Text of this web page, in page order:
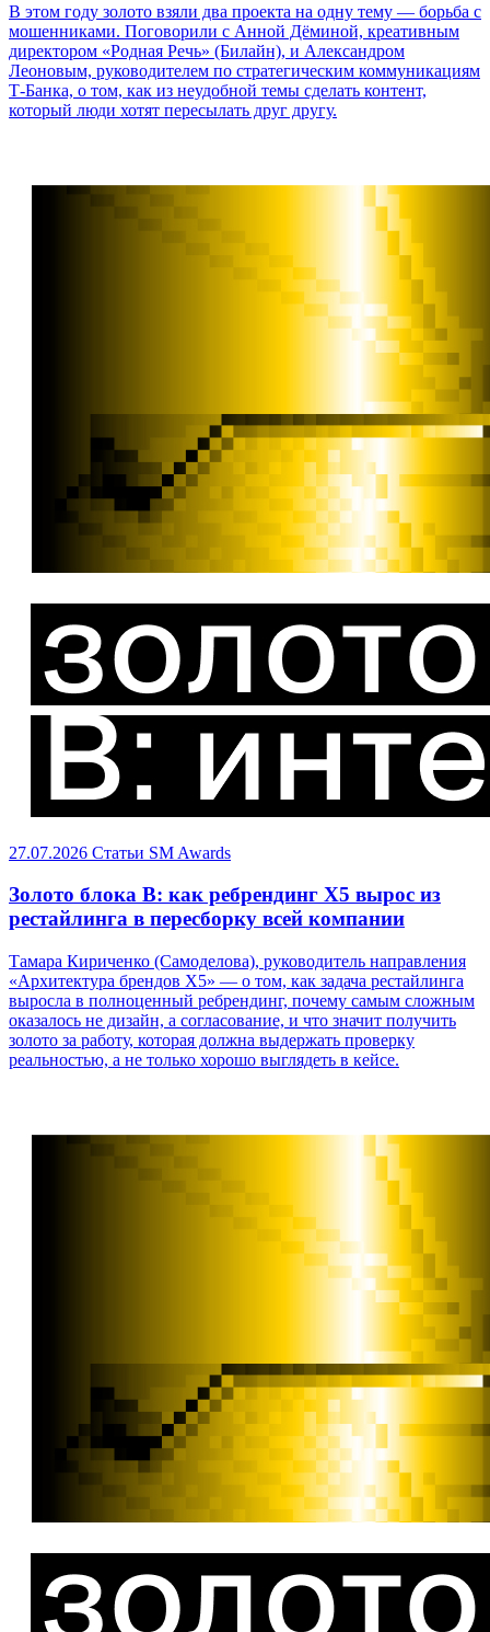
В этом году золото взяли два проекта на одну тему — борьба с
мошенниками. Поговорили с Анной Дёминой, креативным
директором «Родная Речь» (Билайн), и Александром
Леоновым, руководителем по стратегическим коммуникациям
Т-Банка, о том, как из неудобной темы сделать контент,
который люди хотят пересылать друг другу.
27.07.2026 Статьи SM Awards
Золото блока B: как ребрендинг X5 вырос из
рестайлинга в пересборку всей компании
Тамара Кириченко (Самоделова), руководитель направления
«Архитектура брендов X5» — о том, как задача рестайлинга
выросла в полноценный ребрендинг, почему самым сложным
оказалось не дизайн, а согласование, и что значит получить
золото за работу, которая должна выдержать проверку
реальностью, а не только хорошо выглядеть в кейсе.